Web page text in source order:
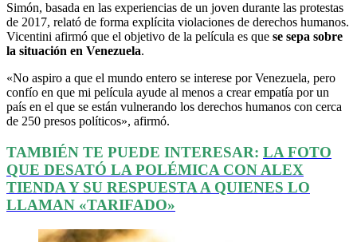
Simón, basada en las experiencias de un joven durante las protestas
de 2017, relató de forma explícita violaciones de derechos humanos.
Vicentini afirmó que el objetivo de la película es que se sepa sobre
la situación en Venezuela.
«No aspiro a que el mundo entero se interese por Venezuela, pero
confío en que mi película ayude al menos a crear empatía por un
país en el que se están vulnerando los derechos humanos con cerca
de 250 presos políticos», afirmó.
TAMBIÉN TE PUEDE INTERESAR: LA FOTO
QUE DESATÓ LA POLÉMICA CON ALEX
TIENDA Y SU RESPUESTA A QUIENES LO
LLAMAN «TARIFADO»